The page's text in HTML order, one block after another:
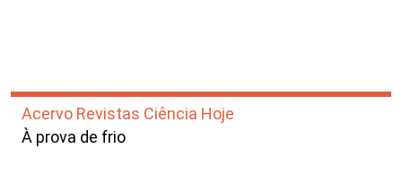
Acervo Revistas Ciência Hoje
À prova de frio